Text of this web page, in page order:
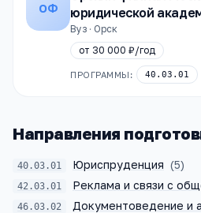
ОФ
юридической
Вуз · Орск
от 30 000 ₽/год
ПРОГРАММЫ: 40.03.01
Направления
40.03.01 Юриспруденция (5)
42.03.01 Реклама и связи с
46.03.02 Документоведение и